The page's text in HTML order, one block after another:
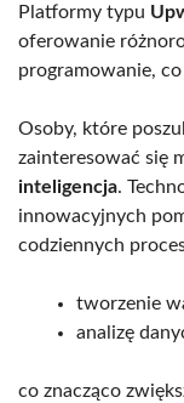
Platformy typu
oferowanie
programowanie,
Osoby, które
zainteresować się
inteligencja.
innowacyjnych
codziennych
tworzenie
analizę
co znacząco